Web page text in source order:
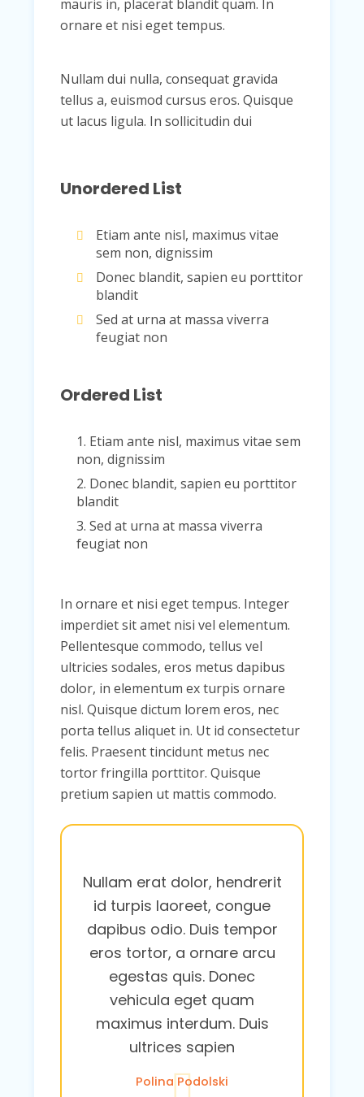
mauris in, placerat blandit quam. In
ornare et nisi eget tempus.
Nullam dui nulla, consequat gravida
tellus a, euismod cursus eros. Quisque
ut lacus ligula. In sollicitudin dui
Unordered List
Etiam ante nisl, maximus vitae
sem non, dignissim
Donec blandit, sapien eu porttitor
blandit
Sed at urna at massa viverra
feugiat non
Ordered List
1. Etiam ante nisl, maximus vitae sem
non, dignissim
2. Donec blandit, sapien eu porttitor
blandit
3. Sed at urna at massa viverra
feugiat non
In ornare et nisi eget tempus. Integer
imperdiet sit amet nisi vel elementum.
Pellentesque commodo, tellus vel
ultricies sodales, eros metus dapibus
dolor, in elementum ex turpis ornare
nisl. Quisque dictum lorem eros, nec
porta tellus aliquet in. Ut id consectetur
felis. Praesent tincidunt metus nec
tortor fringilla porttitor. Quisque
pretium sapien ut mattis commodo.
Nullam erat dolor, hendrerit
id turpis laoreet, congue
dapibus odio. Duis tempor
eros tortor, a ornare arcu
egestas quis. Donec
vehicula eget quam
maximus interdum. Duis
ultrices sapien
Polina Podolski